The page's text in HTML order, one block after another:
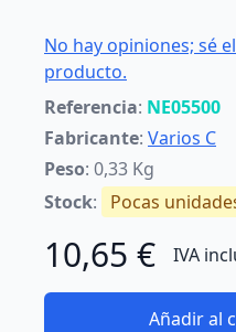
No hay opiniones; sé
producto.
Referencia: NE05500
Fabricante: Varios C
Peso: 0,33 Kg
Stock: Pocas
10,65 € IVA
Añadir al